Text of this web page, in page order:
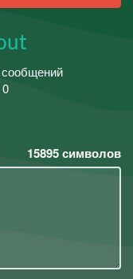
сообщений
15895символов